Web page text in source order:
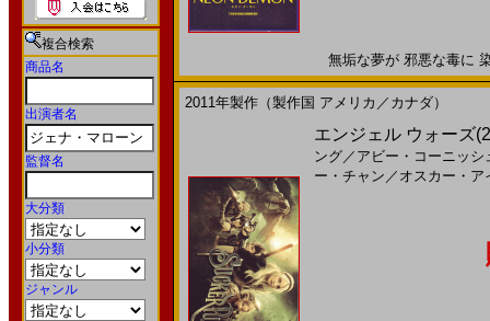
複合検索
商品名
出演者名
監督名
大分類
小分類
ジャンル
無垢な夢が 邪悪な毒に
2011年製作（製作国 アメリカ／カナダ）
エンジェル ウォーズ
ング／ アビー・コーニッシ
ー・チャン ／ オスカー・ア